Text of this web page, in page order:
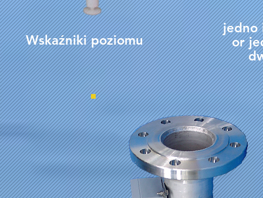
Wskaźniki poziomu
jedno
or